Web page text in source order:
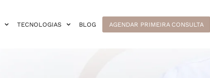
TECNOLOGIAS BLOG AGENDAR PRIMEIRA CONSULTA